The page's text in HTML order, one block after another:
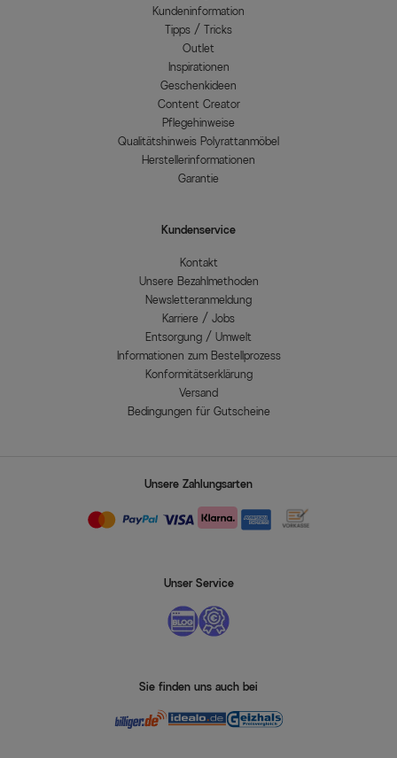
Kundeninformation
Tipps / Tricks
Outlet
Inspirationen
Geschenkideen
Content Creator
Pflegehinweise
Qualitätshinweis Polyrattanmöbel
Herstellerinformationen
Garantie
Kundenservice
Kontakt
Unsere Bezahlmethoden
Newsletteranmeldung
Karriere / Jobs
Entsorgung / Umwelt
Informationen zum Bestellprozess
Konformitätserklärung
Versand
Bedingungen für Gutscheine
Unsere Zahlungsarten
Unser Service
Sie finden uns auch bei